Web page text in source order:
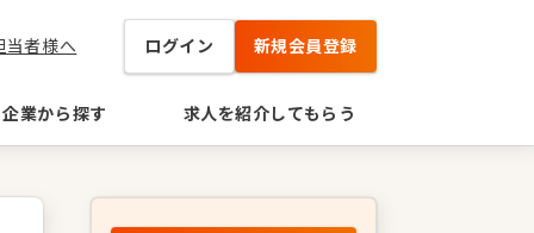
当者様へ ログイン 新規会員登録
企業から探す 求人を紹介してもらう